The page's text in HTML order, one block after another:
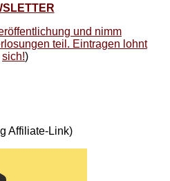
und nimm
teil. Eintragen lohnt
sich!)
Affiliate-Link)